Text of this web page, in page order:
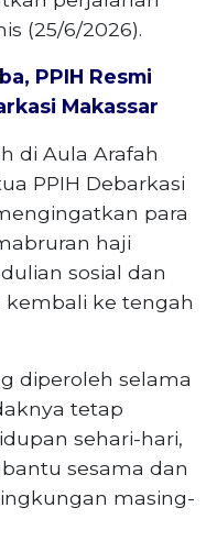
(25/6/2026).
PPIH Resmi
Makassar
di Aula Arafah
PPIH Debarkasi
para
haji
sosial dan
ke tengah
diperoleh selama
tetap
sehari-hari,
sesama dan
masing-